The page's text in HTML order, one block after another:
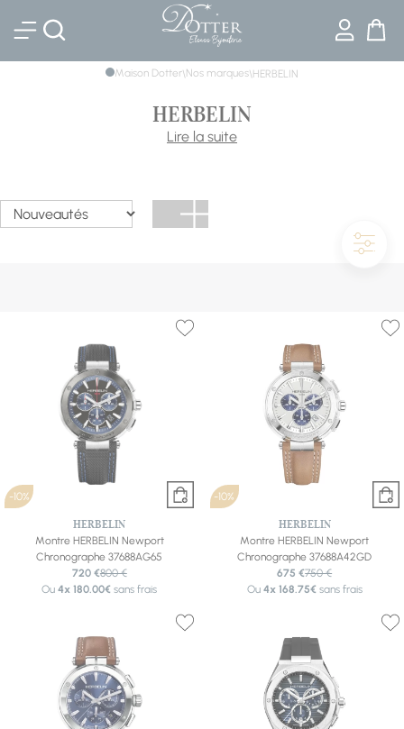
Bijouterie DOTTER
Maison Dotter\Nos marques\HERBELIN
HERBELIN
Depuis ses origines, HERBELIN s’illustre par son exigence,
le marché de l’horlogerie française. Nichée au cœur des
montagnes du Jura depuis sa création, la Maison
HERBELIN signe toutes ses collections dans ses ateliers de
Lire la suite
-10%
HERBELIN
Montre HERBELIN Newport
Chronographe 37688AG65
720 €800 €
Ou4x 180.00€ sans frais
-10%
HERBELIN
Montre HERBELIN Newport
Chronographe 37688A42GD
675 €750 €
Ou 4x 168.75€sans frais